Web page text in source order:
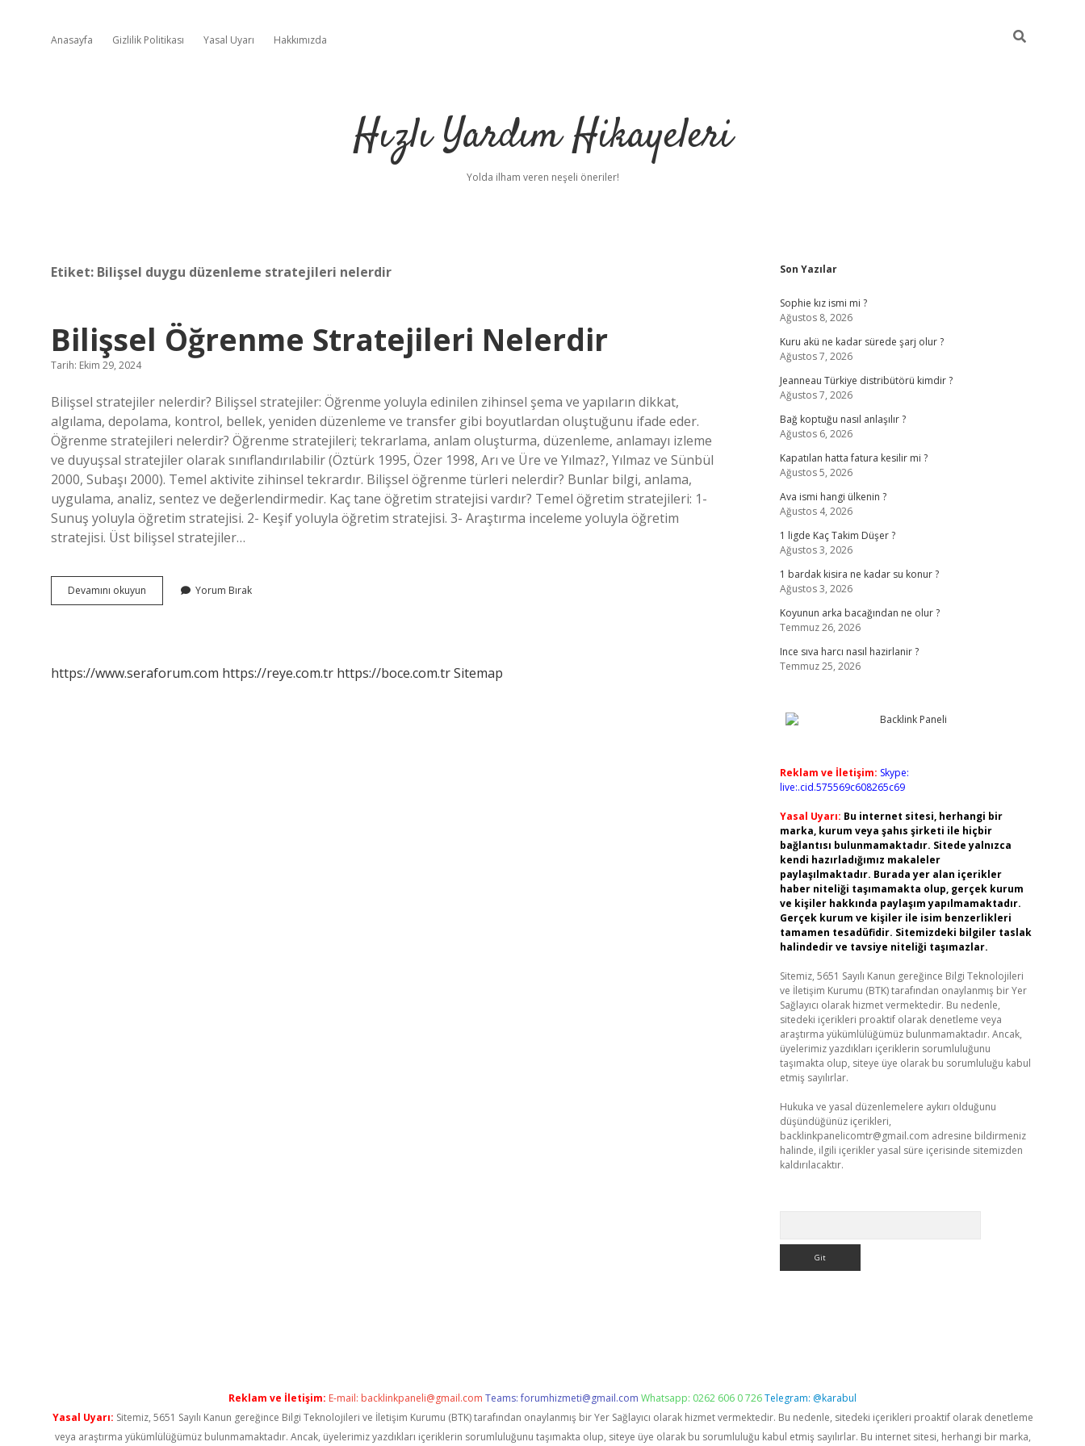
Anasayfa Gizlilik Politikası Yasal Uyarı Hakkımızda
Hızlı Yardım Hikayeleri
Yolda ilham veren neşeli öneriler!
Etiket: Bilişsel duygu düzenleme stratejileri nelerdir
Bilişsel Öğrenme Stratejileri Nelerdir
Tarih: Ekim 29, 2024
Bilişsel stratejiler nelerdir? Bilişsel stratejiler: Öğrenme yoluyla edinilen zihinsel şema ve yapıların dikkat,
algılama, depolama, kontrol, bellek, yeniden düzenleme ve transfer gibi boyutlardan oluştuğunu ifade eder.
Öğrenme stratejileri nelerdir? Öğrenme stratejileri; tekrarlama, anlam oluşturma, düzenleme, anlamayı izleme
ve duyuşsal stratejiler olarak sınıflandırılabilir (Öztürk 1995, Özer 1998, Arı ve Üre ve Yılmaz?, Yılmaz ve Sünbül
2000, Subaşı 2000). Temel aktivite zihinsel tekrardır. Bilişsel öğrenme türleri nelerdir? Bunlar bilgi, anlama,
uygulama, analiz, sentez ve değerlendirmedir. Kaç tane öğretim stratejisi vardır? Temel öğretim stratejileri: 1-
Sunuş yoluyla öğretim stratejisi. 2- Keşif yoluyla öğretim stratejisi. 3- Araştırma inceleme yoluyla öğretim
stratejisi. Üst bilişsel stratejiler…
Devamını okuyun
Öğrenme
Yorum Bırak
https://www.seraforum.com https://reye.com.tr https://boce.com.trSitemap
Sidebar
Son Yazılar
Sophie kız ismi mi ?
Ağustos 8, 2026
Kuru akü ne kadar sürede şarj olur ?
Ağustos 7, 2026
Jeanneau Türkiye distribütörü kimdir ?
Ağustos 7, 2026
Bağ koptuğu nasıl anlaşılır ?
Ağustos 6, 2026
Kapatılan hatta fatura kesilir mi ?
Ağustos 5, 2026
Ava ismi hangi ülkenin ?
Ağustos 4, 2026
1 ligde Kaç Takim Düşer ?
Ağustos 3, 2026
1 bardak kisira ne kadar su konur ?
Ağustos 3, 2026
Koyunun arka bacağından ne olur ?
Temmuz 26, 2026
Ince sıva harcı nasıl hazirlanir ?
Temmuz 25, 2026
Reklam ve İletişim: Skype:
live:.cid.575569c608265c69
Yasal Uyarı: Bu internet sitesi, herhangi bir
marka, kurum veya şahıs şirketi ile hiçbir
bağlantısı bulunmamaktadır. Sitede yalnızca
kendi hazırladığımız makaleler
paylaşılmaktadır. Burada yer alan içerikler
haber niteliği taşımamakta olup, gerçek kurum
ve kişiler hakkında paylaşım yapılmamaktadır.
Gerçek kurum ve kişiler ile isim benzerlikleri
tamamen tesadüfidir. Sitemizdeki bilgiler taslak
halindedir ve tavsiye niteliği taşımazlar.
Sitemiz, 5651 Sayılı Kanun gereğince Bilgi Teknolojileri
ve İletişim Kurumu (BTK) tarafından onaylanmış bir Yer
Sağlayıcı olarak hizmet vermektedir. Bu nedenle,
sitedeki içerikleri proaktif olarak denetleme veya
araştırma yükümlülüğümüz bulunmamaktadır. Ancak,
üyelerimiz yazdıkları içeriklerin sorumluluğunu
taşımakta olup, siteye üye olarak bu sorumluluğu kabul
etmiş sayılırlar.
Hukuka ve yasal düzenlemelere aykırı olduğunu
düşündüğünüz içerikleri,
backlinkpanelicomtr@gmail.com adresine bildirmeniz
halinde, ilgili içerikler yasal süre içerisinde sitemizden
kaldırılacaktır.
Reklam ve İletişim: E-mail: backlinkpaneli@gmail.com Teams:forumhizmeti@gmail.com Whatsapp: 0262 606 0 726Telegram: @karabul
Yasal Uyarı: Sitemiz, 5651 Sayılı Kanun gereğince Bilgi Teknolojileri ve İletişim Kurumu (BTK) tarafından onaylanmış bir Yer Sağlayıcı olarak hizmet vermektedir. Bu nedenle, sitedeki içerikleri proaktif olarak denetleme
veya araştırma yükümlülüğümüz bulunmamaktadır. Ancak, üyelerimiz yazdıkları içeriklerin sorumluluğunu taşımakta olup, siteye üye olarak bu sorumluluğu kabul etmiş sayılırlar. Bu internet sitesi, herhangi bir marka,